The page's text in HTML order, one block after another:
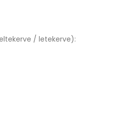
/ letekerve):